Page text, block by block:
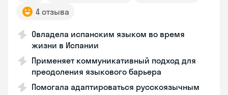
4 отзыва
Овладела испанским языком во время
жизни в Испании
Применяет коммуникативный подход для
преодоления языкового барьера
Помогала адаптироваться русскоязычным